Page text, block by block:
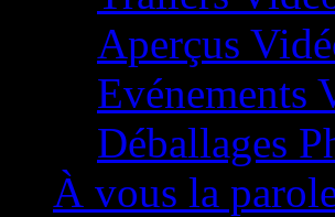
Aperçus
Evénements
Déballages
À vous la